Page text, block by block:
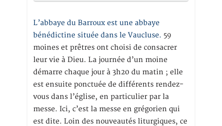
L’abbaye du Barroux est une abbaye
bénédictine située dans le Vaucluse. 59
moines et prêtres ont choisi de consacrer
leur vie à Dieu. La journée d’un moine
démarre chaque jour à 3h20 du matin ; elle
est ensuite ponctuée de différents rendez-
vous dans l’église, en particulier par la
messe. Ici, c’est la messe en grégorien qui
est dite. Loin des nouveautés liturgiques, ce